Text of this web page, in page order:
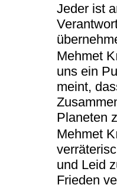
Jeder ist
Mehmet
uns ein
meint,
Planeten
Mehmet
und Leid
Frieden